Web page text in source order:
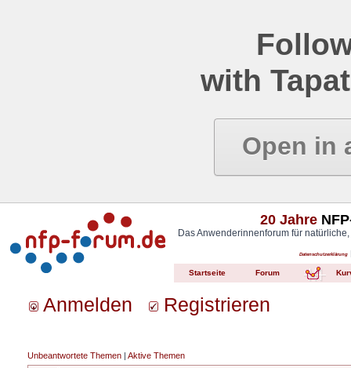
with
Open in
20 Jahre
Das Anwenderinnenforum für
Datenschutzerklärung
Startseite Forum
Anmelden Registrieren
Unbeantwortete Themen | Aktive Themen